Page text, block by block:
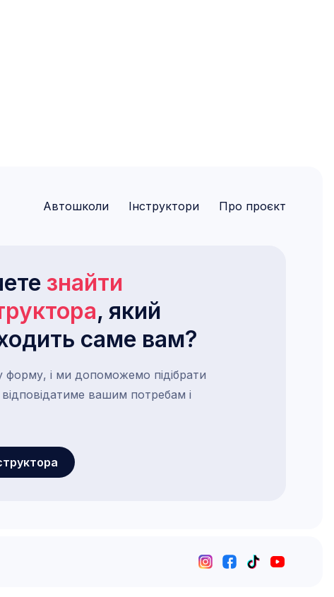
Автошколи Інструктори Про проєкт
знайти
, який
саме вам?
форму, і ми допоможемо підібрати
вашим потребам і